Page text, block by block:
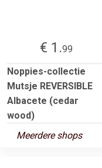
€ 1.99
Noppies-collectie
Mutsje REVERSIBLE
Albacete (cedar
wood)
Meerdere shops